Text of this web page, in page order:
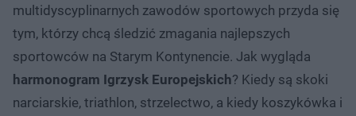
multidyscyplinarnych zawodów sportowych przyda się
tym, którzy chcą śledzić zmagania najlepszych
sportowców na Starym Kontynencie. Jak wygląda
harmonogram Igrzysk Europejskich? Kiedy są skoki
narciarskie, triathlon, strzelectwo, a kiedy koszykówka i